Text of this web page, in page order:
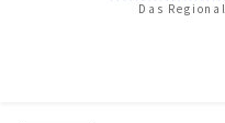
Das